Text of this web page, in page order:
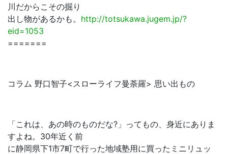
川だからこその掘り
出し物があるかも。 http://totsukawa.jugem.jp/?
eid=1053
=======
コラム 野口智子<スローライフ曼荼羅> 思い出もの
「これは、あの時のものだな?」ってもの、身近にありま
すよね。30年近く前
に静岡県下1市7町で行った地域塾用に買ったミニリュッ